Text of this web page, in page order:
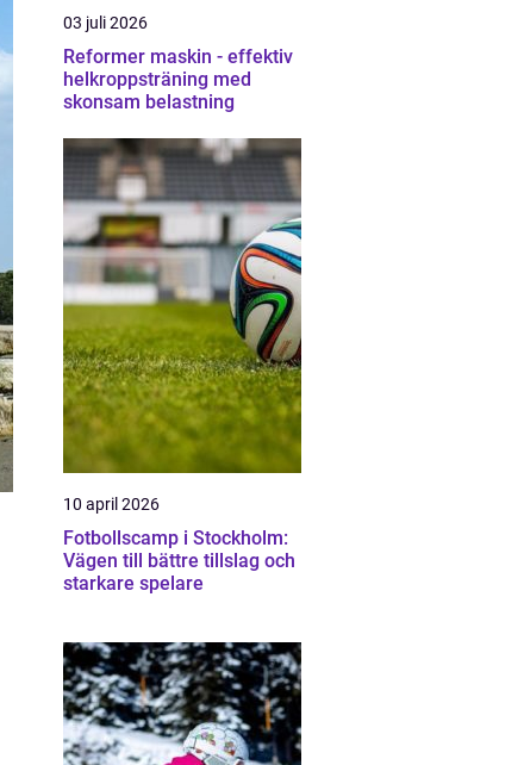
03 juli 2026
Reformer maskin - effektiv
helkroppsträning med
skonsam belastning
10 april 2026
Fotbollscamp i Stockholm:
Vägen till bättre tillslag och
starkare spelare